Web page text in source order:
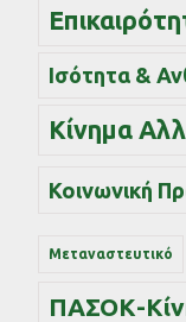
Ισότητα &
Κίνημα
Κοινωνική
Μεταναστευτικό
ΠΑΣΟΚ-